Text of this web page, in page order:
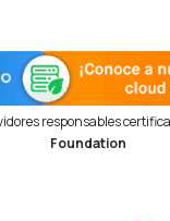
responsables
Foundation